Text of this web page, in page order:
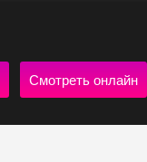
Смотреть онлайн